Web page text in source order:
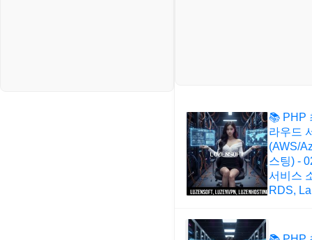
📚 PHP
라우드
(AWS/
스팅) -
서비스
RDS,